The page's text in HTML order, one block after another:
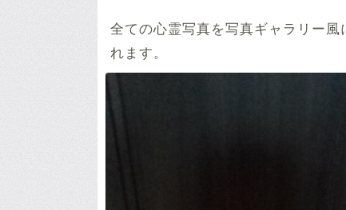
全ての心霊写真を写真ギャラリー
れます。